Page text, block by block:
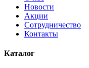
Новости
Акции
Сотрудничество
Контакты
Каталог